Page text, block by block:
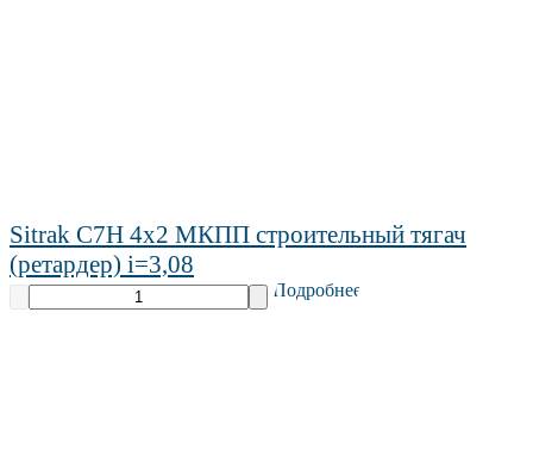
Sitrak C7H 4х2 МКПП строительный тягач
(ретардер) i=3,08
Подробнее